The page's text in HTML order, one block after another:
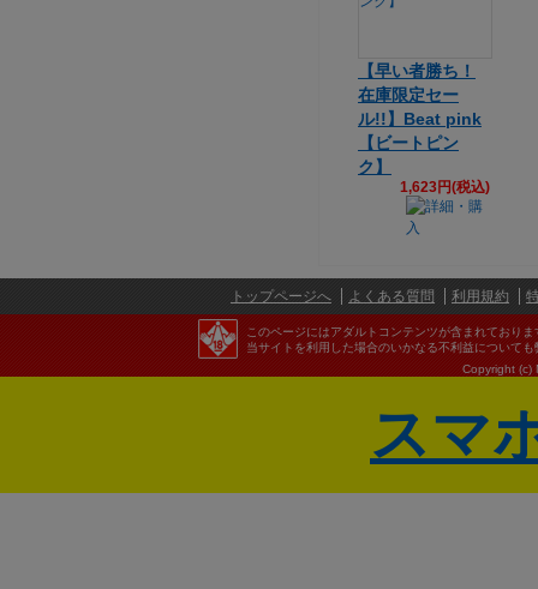
【早い者勝ち！
在庫限定セー
ル!!】Beat pink
【ビートピン
ク】
1,623円(税込)
トップページへ よくある質問 利用規約
このページにはアダルトコンテンツが含まれており
当サイトを利用した場合のいかなる不利益について
Copyright (c)
スマ